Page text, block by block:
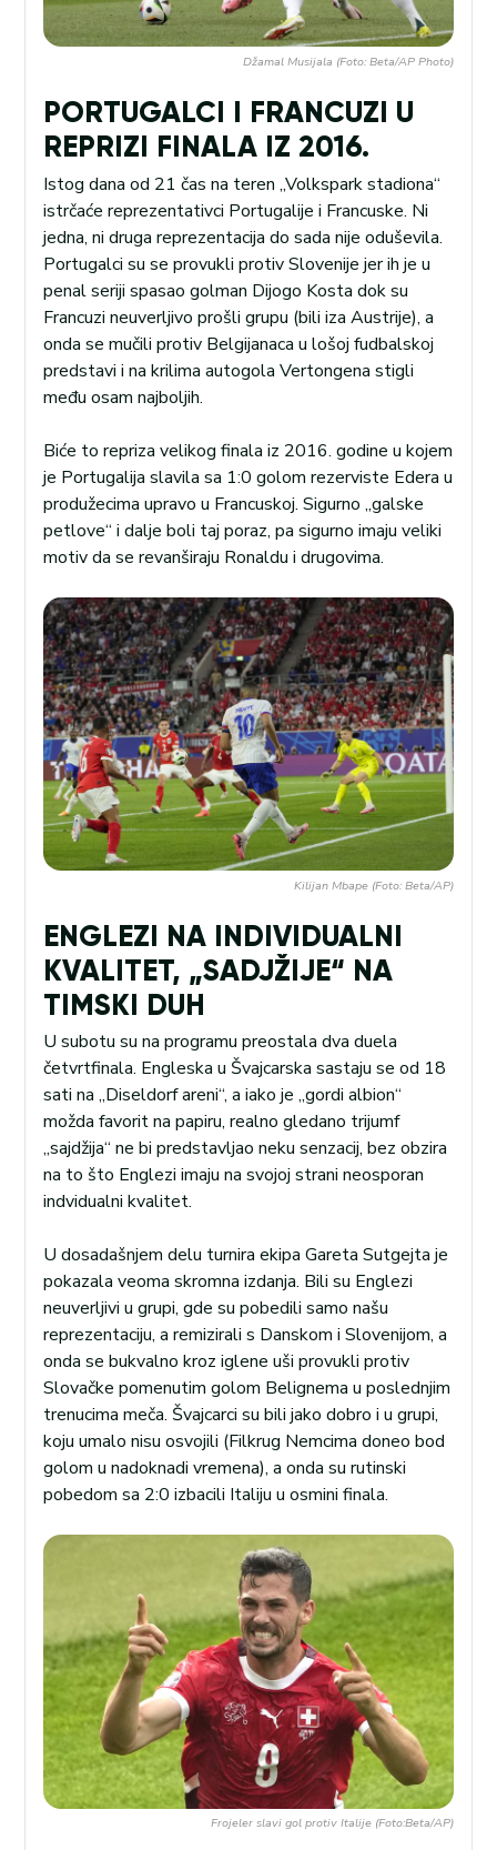
Džamal Musijala (Foto: Beta/AP Photo)
PORTUGALCI I FRANCUZI U
REPRIZI FINALA IZ 2016.
Istog dana od 21 čas na teren „Volkspark stadiona“
istrčaće reprezentativci Portugalije i Francuske. Ni
jedna, ni druga reprezentacija do sada nije oduševila.
Portugalci su se provukli protiv Slovenije jer ih je u
penal seriji spasao golman Dijogo Kosta dok su
Francuzi neuverljivo prošli grupu (bili iza Austrije), a
onda se mučili protiv Belgijanaca u lošoj fudbalskoj
predstavi i na krilima autogola Vertongena stigli
među osam najboljih.
Biće to repriza velikog finala iz 2016. godine u kojem
je Portugalija slavila sa 1:0 golom rezerviste Edera u
produžecima upravo u Francuskoj. Sigurno „galske
petlove“ i dalje boli taj poraz, pa sigurno imaju veliki
motiv da se revanširaju Ronaldu i drugovima.
Kilijan Mbape (Foto: Beta/AP)
ENGLEZI NA INDIVIDUALNI
KVALITET, „SADJŽIJE“ NA
TIMSKI DUH
U subotu su na programu preostala dva duela
četvrtfinala. Engleska u Švajcarska sastaju se od 18
sati na „Diseldorf areni“, a iako je „gordi albion“
možda favorit na papiru, realno gledano trijumf
„sajdžija“ ne bi predstavljao neku senzacij, bez obzira
na to što Englezi imaju na svojoj strani neosporan
indvidualni kvalitet.
U dosadašnjem delu turnira ekipa Gareta Sutgejta je
pokazala veoma skromna izdanja. Bili su Englezi
neuverljivi u grupi, gde su pobedili samo našu
reprezentaciju, a remizirali s Danskom i Slovenijom, a
onda se bukvalno kroz iglene uši provukli protiv
Slovačke pomenutim golom Belignema u poslednjim
trenucima meča. Švajcarci su bili jako dobro i u grupi,
koju umalo nisu osvojili (Filkrug Nemcima doneo bod
golom u nadoknadi vremena), a onda su rutinski
pobedom sa 2:0 izbacili Italiju u osmini finala.
Frojeler slavi gol protiv Italije (Foto:Beta/AP)